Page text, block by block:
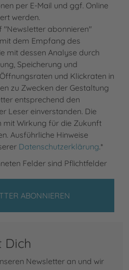
per E-Mail und ggf. Online
werden.
"Newsletter abonnieren"
dem Empfang des
mit dessen Analyse durch
Speicherung und
und Klickraten in
zu Zwecken der Gestaltung
entsprechend den
Leser einverstanden. Die
mit Wirkung für die Zukunft
Ausführliche Hinweise
Datenschutzerklärung.*
Felder sind Pflichtfelder
Dich
Newsletter an und wir